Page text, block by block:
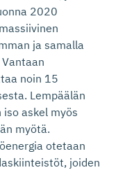
2020
ja samalla
noin 15
Lempäälän
askel myös
myötä.
otetaan
joiden